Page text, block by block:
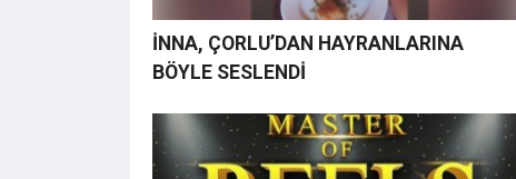
İNNA, ÇORLU’DAN HAYRANLARINA
BÖYLE SESLENDİ